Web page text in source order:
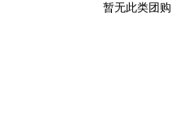
暂无此类团